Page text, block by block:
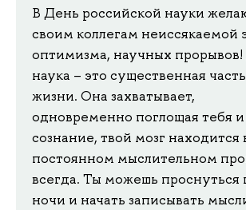
В День российской науки
своим коллегам неиссякаемой
оптимизма, научных
наука – это существенная
жизни. Она захватывает,
одновременно поглощая тебя и
сознание, твой мозг находится
постоянном мыслительном
всегда. Ты можешь проснуться
ночи и начать записывать